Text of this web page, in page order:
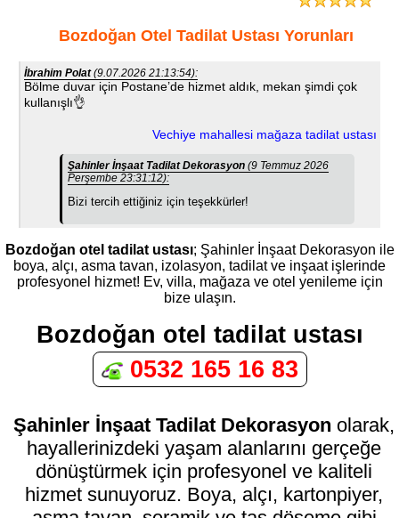
Bozdoğan Otel Tadilat Ustası Yorunları
İbrahim Polat(9.07.2026 21:13:54):
Bölme duvar için Postane’de hizmet aldık, mekan şimdi çok
kullanışlı👌
Vechiye mahallesi mağaza tadilat ustası
Şahinler İnşaat Tadilat Dekorasyon(9 Temmuz 2026
Perşembe 23:31:12):
Bizi tercih ettiğiniz için teşekkürler!
Bozdoğan otel tadilat ustası; Şahinler İnşaat Dekorasyon ile
boya, alçı, asma tavan, izolasyon, tadilat ve inşaat işlerinde
profesyonel hizmet! Ev, villa, mağaza ve otel yenileme için
bize ulaşın.
Bozdoğan otel tadilat ustası
0532 165 16 83
Şahinler İnşaat Tadilat Dekorasyon olarak,
hayallerinizdeki yaşam alanlarını gerçeğe
dönüştürmek için profesyonel ve kaliteli
hizmet sunuyoruz. Boya, alçı, kartonpiyer,